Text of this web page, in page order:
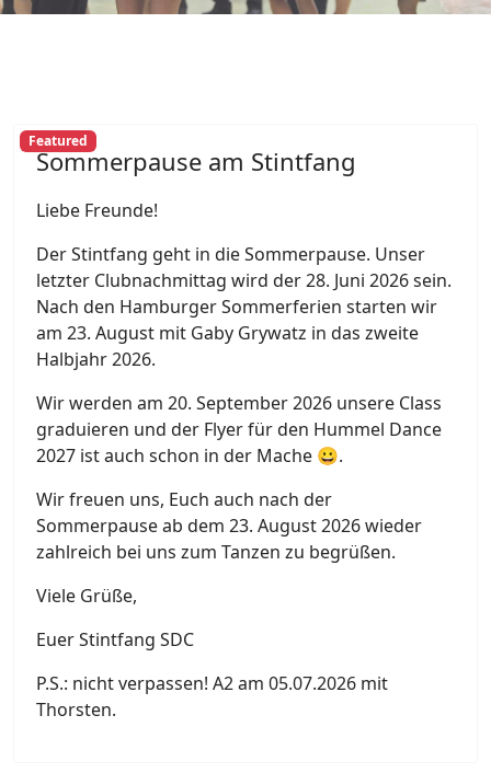
Featured
Sommerpause am Stintfang
Liebe Freunde!
Der Stintfang geht in die Sommerpause. Unser
letzter Clubnachmittag wird der 28. Juni 2026 sein.
Nach den Hamburger Sommerferien starten wir
am 23. August mit Gaby Grywatz in das zweite
Halbjahr 2026.
Wir werden am 20. September 2026 unsere Class
graduieren und der Flyer für den Hummel Dance
2027 ist auch schon in der Mache 😀.
Wir freuen uns, Euch auch nach der
Sommerpause ab dem 23. August 2026 wieder
zahlreich bei uns zum Tanzen zu begrüßen.
Viele Grüße,
Euer Stintfang SDC
P.S.: nicht verpassen! A2 am 05.07.2026 mit
Thorsten.